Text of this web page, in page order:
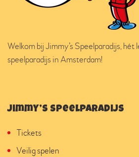
Welkom bij Jimmy’s Speelparadijs,
speelparadijs in Amsterdam!
Jimmy’s Speelparadijs
Tickets
Veilig spelen